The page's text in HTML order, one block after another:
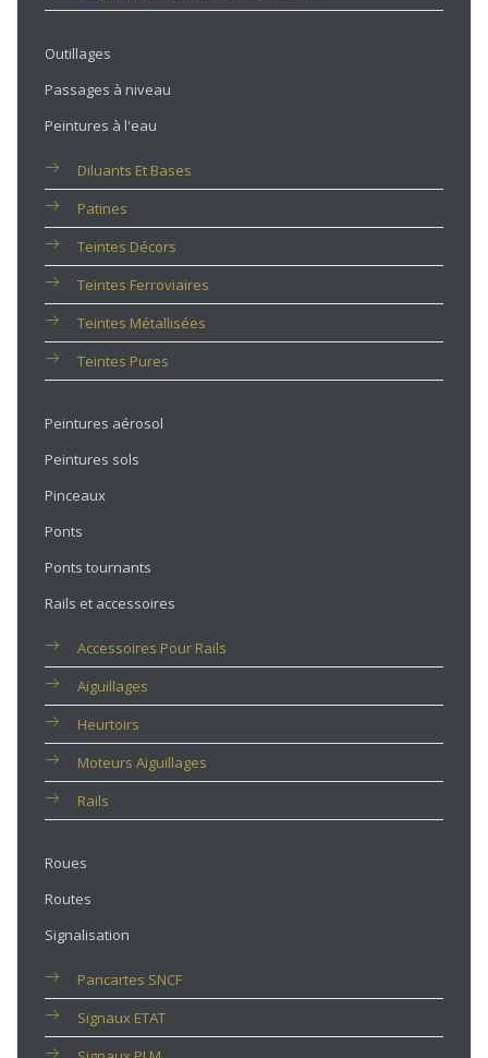
Outillages
Passages à niveau
Peintures à l'eau
Diluants Et Bases
Patines
Teintes Décors
Teintes Ferroviaires
Teintes Métallisées
Teintes Pures
Peintures aérosol
Peintures sols
Pinceaux
Ponts
Ponts tournants
Rails et accessoires
Accessoires Pour Rails
Aiguillages
Heurtoirs
Moteurs Aiguillages
Rails
Roues
Routes
Signalisation
Pancartes SNCF
Signaux ETAT